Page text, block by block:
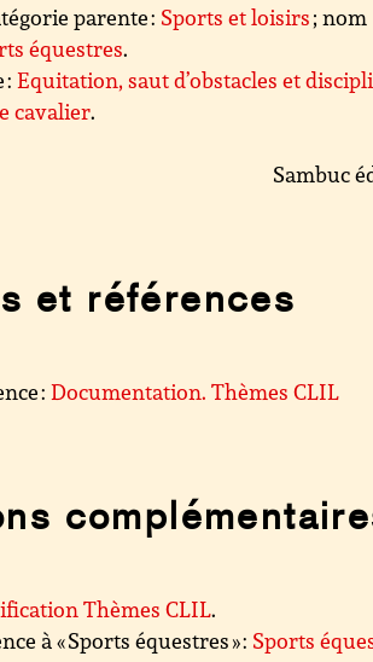
parente : Sports et loisirs; nom
équestres.
:Equitation, saut d’obstacles et
cavalier.
Sambuc
et références
:Documentation. Thèmes CLIL
Thèmes CLIL.
à « Sports équestres » : Sports